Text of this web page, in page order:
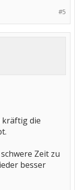
#5
kräftig die
Zeit zu
besser